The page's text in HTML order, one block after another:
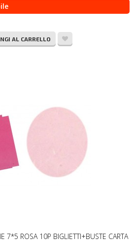
AL CARRELLO
7*5 ROSA 10P BIGLIETTI+BUSTE CARTA